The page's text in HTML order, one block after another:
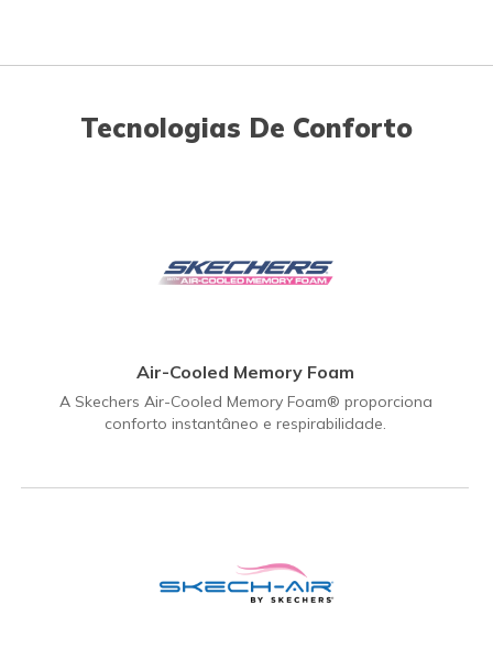
Tecnologias De Conforto
Air-Cooled Memory Foam
A Skechers Air-Cooled Memory Foam® proporciona
conforto instantâneo e respirabilidade.